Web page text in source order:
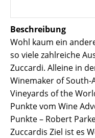
Beschreibung
Wohl kaum ein
so viele zahlreiche
Zuccardi. Alleine in
Winemaker of South-
Vineyards of the
Punkte vom Wine
Punkte – Robert
Zuccardis Ziel ist es